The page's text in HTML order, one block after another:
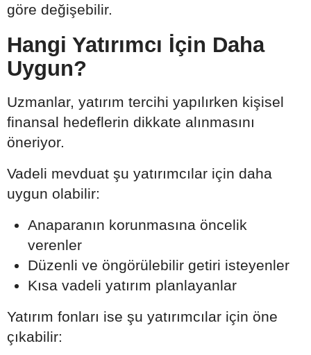
göre değişebilir.
Hangi Yatırımcı İçin Daha
Uygun?
Uzmanlar, yatırım tercihi yapılırken kişisel
finansal hedeflerin dikkate alınmasını
öneriyor.
Vadeli mevduat şu yatırımcılar için daha
uygun olabilir:
Anaparanın korunmasına öncelik
verenler
Düzenli ve öngörülebilir getiri isteyenler
Kısa vadeli yatırım planlayanlar
Yatırım fonları ise şu yatırımcılar için öne
çıkabilir: